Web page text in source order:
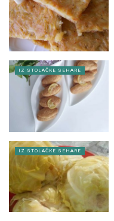
IZ STOLAČKE SEHARE
IZ STOLAČKE SEHARE